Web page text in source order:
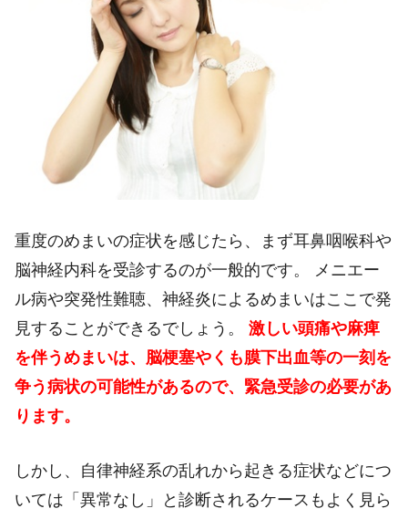
重度のめまいの症状を感じたら、まず耳鼻咽喉科や
脳神経内科を受診するのが一般的です。 メニエー
ル病や突発性難聴、神経炎によるめまいはここで発
見することができるでしょう。
激しい頭痛や麻痺
を伴うめまいは、脳梗塞やくも膜下出血等の一刻を
争う病状の可能性があるので、緊急受診の必要があ
ります。
しかし、自律神経系の乱れから起きる症状などにつ
いては「異常なし」と診断されるケースもよく見ら